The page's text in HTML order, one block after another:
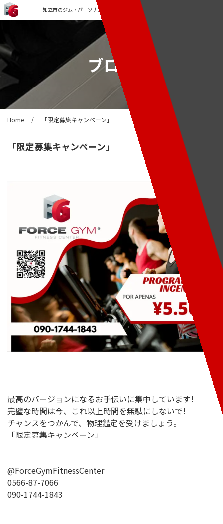
知立市のジム・パーソナルトレーニングなら「FORCE GYM」
ブログ
Home / 「限定募集キャンペーン」
「限定募集キャンペーン」
最高のバージョンになるお手伝いに集中しています!
完璧な時間は今、これ以上時間を無駄にしないで!
チャンスをつかんで、物理鑑定を受けましょう。
「限定募集キャンペーン」
@ForceGymFitnessCenter
0566-87-7066
090-1744-1843